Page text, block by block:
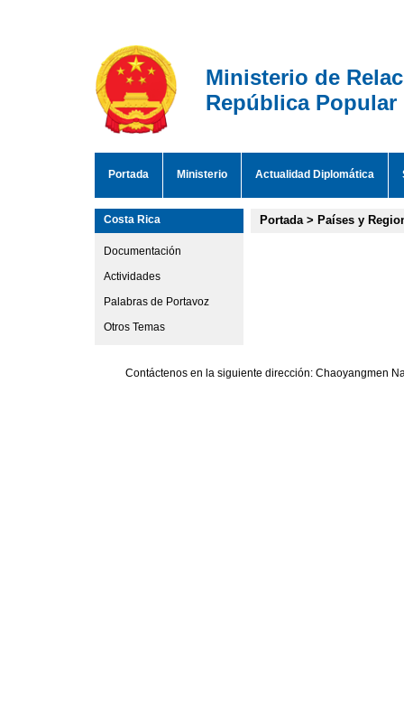
Ministerio de
República Popular
Portada Ministerio Actualidad Diplomática
Costa Rica
Documentación
Actividades
Palabras de Portavoz
Otros Temas
Portada> Países y
Contáctenos en la siguiente dirección: Chaoyangmen